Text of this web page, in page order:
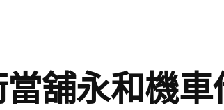
舖永和機